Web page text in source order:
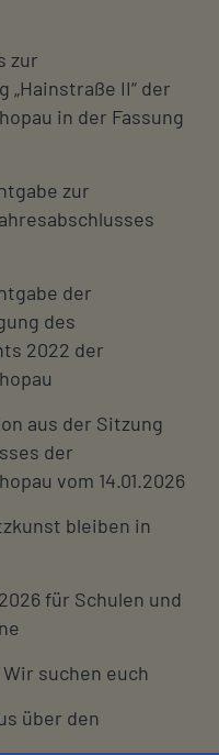
zur
„Hainstraße II“ der
in der Fassung
zur
der
des
2022 der
aus der Sitzung
der
vom 14.01.2026
bleiben in
für Schulen und
suchen euch
über den